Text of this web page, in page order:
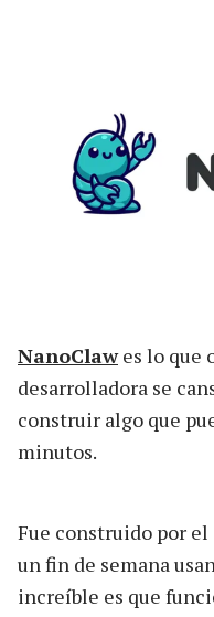
NanoClawes lo que
desarrolladora se
construir algo que
minutos.
Fue construido por
un fin de semana
increíble es que